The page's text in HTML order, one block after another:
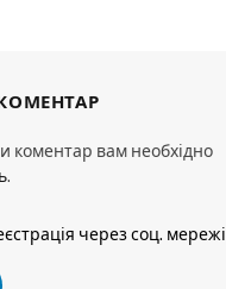
коментар вам необхідно
.
через соц. мережі